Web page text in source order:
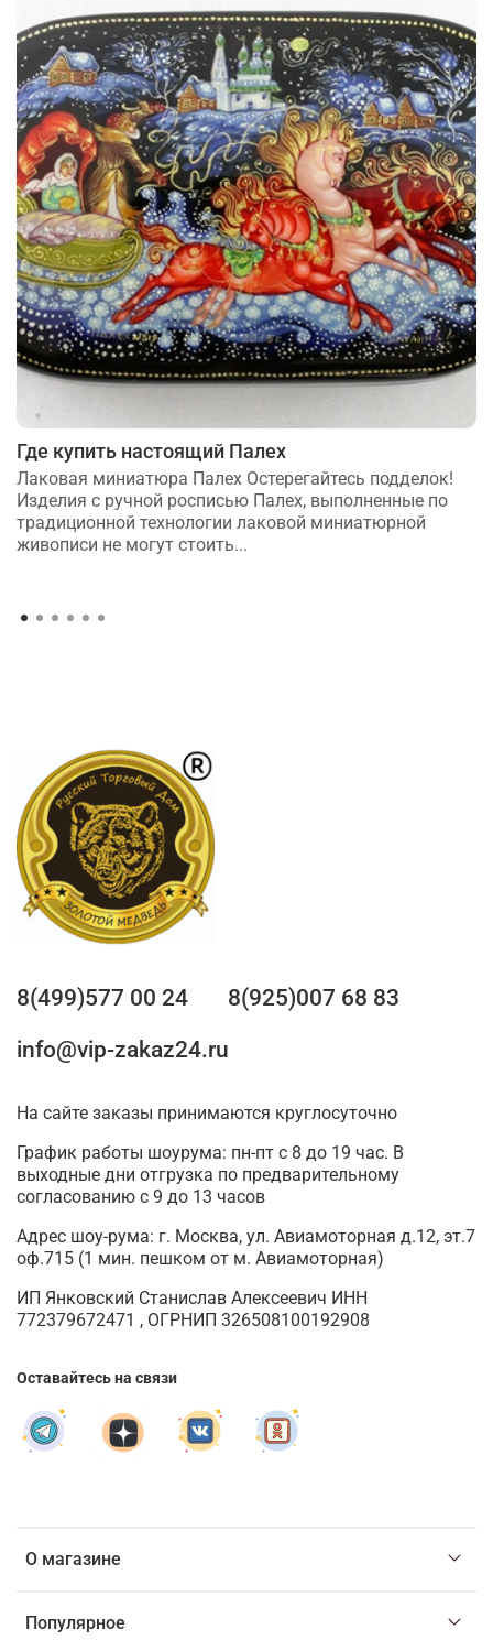
Где купить настоящий Палех
Лаковая миниатюра Палех Остерегайтесь подделок!
Изделия с ручной росписью Палех, выполненные по
традиционной технологии лаковой миниатюрной
живописи не могут стоить...
О магазине
Популярное
8(499)577 00 24
8(925)007 68 83
info@vip-zakaz24.ru
На сайте заказы принимаются круглосуточно
График работы шоурума: пн-пт с 8 до 19 час. В
выходные дни отгрузка по предварительному
согласованию с 9 до 13 часов
Адрес шоу-рума: г. Москва, ул. Авиамоторная д.12, эт.7
оф.715 (1 мин. пешком от м. Авиамоторная)
ИП Янковский Станислав Алексеевич ИНН
772379672471 , ОГРНИП 326508100192908
Оставайтесь на связи